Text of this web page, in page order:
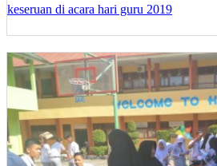
keseruan di acara hari guru 2019